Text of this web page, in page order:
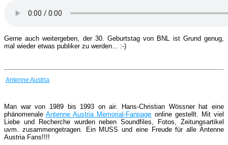
Gerne auch weitergeben, der 30. Geburtstag von BNL ist Grund genug,
mal wieder etwas publiker zu werden... :-)
Antenne Austria
Man war von 1989 bis 1993 on air. Hans-Christian Wössner hat eine
phänomenaleAntenne Austria Memorial-Fanpage online gestellt. Mit viel
Liebe und Recherche wurden neben Soundfiles, Fotos, Zeitungsartikel
uvm. zusammengetragen. Ein MUSS und eine Freude für alle Antenne
Austria Fans!!!!